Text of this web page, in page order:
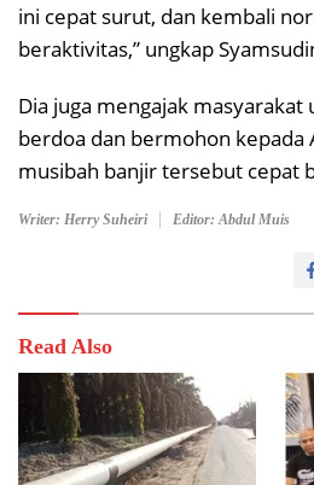
ini cepat surut, dan kembali
beraktivitas,” ungkap
Dia juga mengajak masyarakat
berdoa dan bermohon kepada
musibah banjir tersebut cepat
Writer: Herry Suheiri Editor: Abdul Muis
Read Also